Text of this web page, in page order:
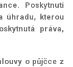
Poskytnutí
úhradu, kterou
práva,
o půjčce z